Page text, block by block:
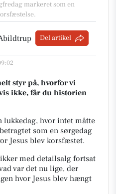
markeret som en
Del artikel
styr på, hvorfor vi
ikke, får du historien
lukkedag, hvor intet måtte
som en sørgedag
Jesus blev korsfæstet.
med detailsalg fortsat
var det nu lige, der
hvor Jesus blev hængt